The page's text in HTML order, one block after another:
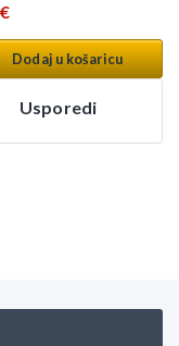
€
Dodaj u košaricu
Usporedi